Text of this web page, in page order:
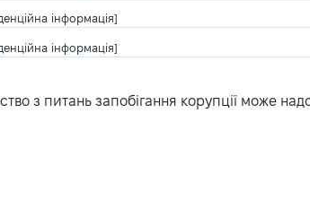
інформація]
інформація]
з питань запобігання корупції може